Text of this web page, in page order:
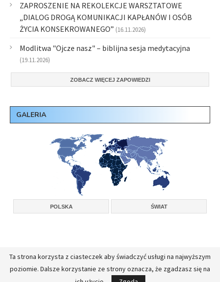
ZAPROSZENIE NA REKOLEKCJE WARSZTATOWE
„DIALOG DROGĄ KOMUNIKACJI KAPŁANÓW I OSÓB
ŻYCIA KONSEKROWANEGO” (16.11.2026)
Modlitwa "Ojcze nasz" – biblijna sesja medytacyjna
(19.11.2026)
ZOBACZ WIĘCEJ ZAPOWIEDZI
GALERIA
POLSKA ŚWIAT
Copyright © 2026, Konferencja Wyższych Przełożonych Zakonów Męskich w
Polsce.
FullStackAdmin - opieka administracyjna nad serwerami
Ta strona korzysta z ciasteczek aby świadczyć usługi na najwyższym
poziomie. Dalsze korzystanie ze strony oznacza, że zgadzasz się na